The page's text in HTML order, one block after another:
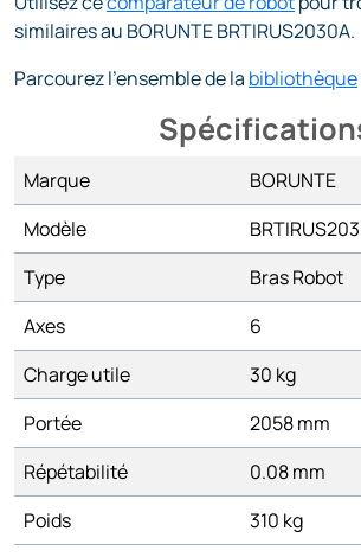
similaires au BORUNTE BRTIRUS2030A.
Parcourez l'ensemble de la bibliothèque
Marque
BORUNTE
Modèle
Type
Bras Robot
Axes
6
Charge utile
30 kg
Portée
2058 mm
Répétabilité
0.08 mm
Poids
310 kg